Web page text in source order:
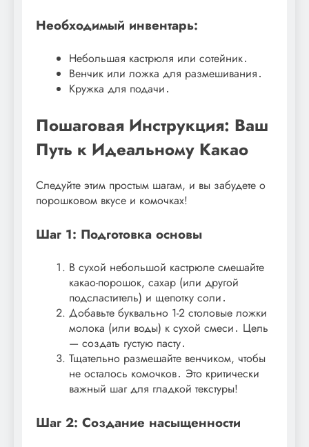
Необходимый инвентарь:
Небольшая кастрюля или сотейник․
Венчик или ложка для размешивания․
Кружка для подачи․
Пошаговая Инструкция: Ваш
Путь к Идеальному Какао
Следуйте этим простым шагам, и вы забудете о
порошковом вкусе и комочках!
Шаг 1: Подготовка основы
В сухой небольшой кастрюле смешайте
какао-порошок, сахар (или другой
подсластитель) и щепотку соли․
Добавьте буквально 1-2 столовые ложки
молока (или воды) к сухой смеси․ Цель
— создать густую пасту․
Тщательно размешайте венчиком, чтобы
не осталось комочков․ Это критически
важный шаг для гладкой текстуры!
Шаг 2: Создание насыщенности